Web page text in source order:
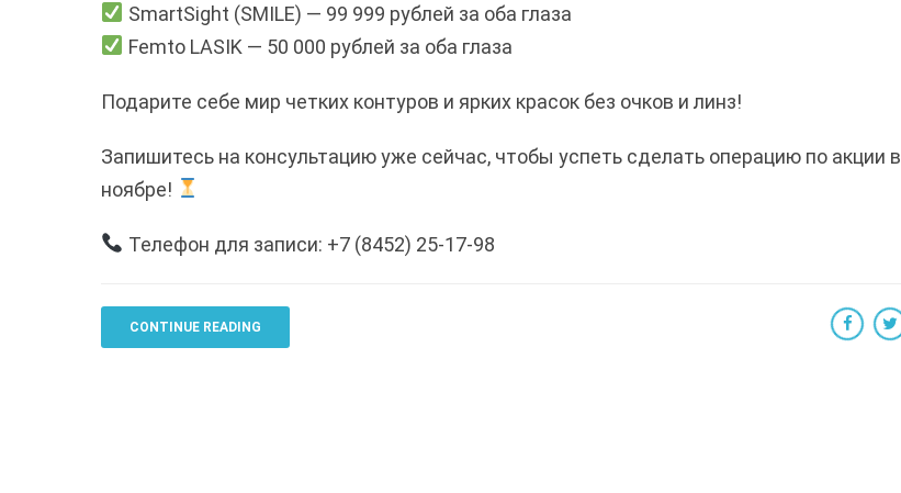
SmartSight (SMILE) — 99 999 рублей за оба глаза
Femto LASIK — 50 000 рублей за оба глаза
Подарите себе мир четких контуров и ярких красок без очков и линз!
Запишитесь на консультацию уже сейчас, чтобы успеть сделать операцию по акции в
ноябре!
Телефон для записи: +7 (8452) 25-17-98
CONTINUE READING